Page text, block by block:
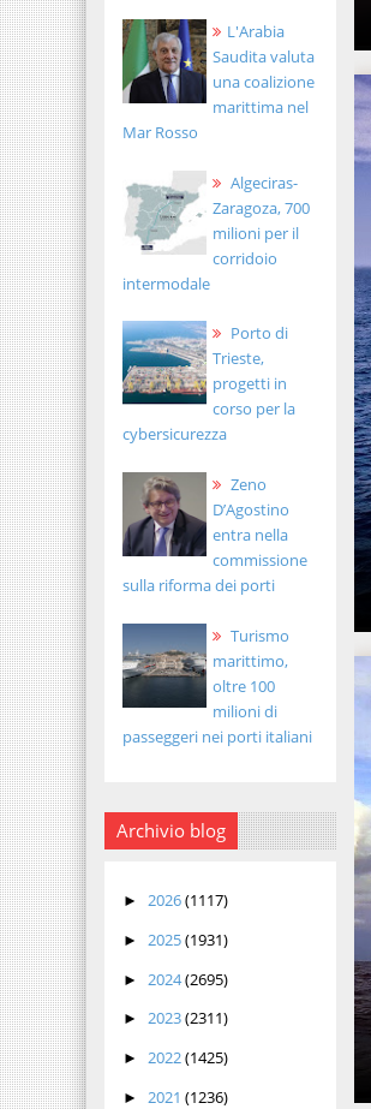
L'Arabia
Saudita valuta
una coalizione
marittima nel
Mar Rosso
Algeciras-
Zaragoza, 700
milioni per il
corridoio
intermodale
Porto di
Trieste,
progetti in
corso per la
cybersicurezza
Zeno
D’Agostino
entra nella
commissione
sulla riforma dei porti
Turismo
marittimo,
oltre 100
milioni di
passeggeri nei porti italiani
Archivio blog
► 2026(1117)
► 2025(1931)
► 2024(2695)
► 2023(2311)
► 2022(1425)
► 2021 (1236)